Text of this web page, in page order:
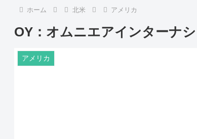
ホーム 北米 アメリカ
OY：オムニエアインターナ
アメリカ